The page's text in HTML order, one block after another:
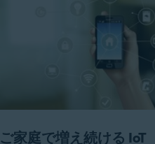
ご家庭で増え続ける IoT